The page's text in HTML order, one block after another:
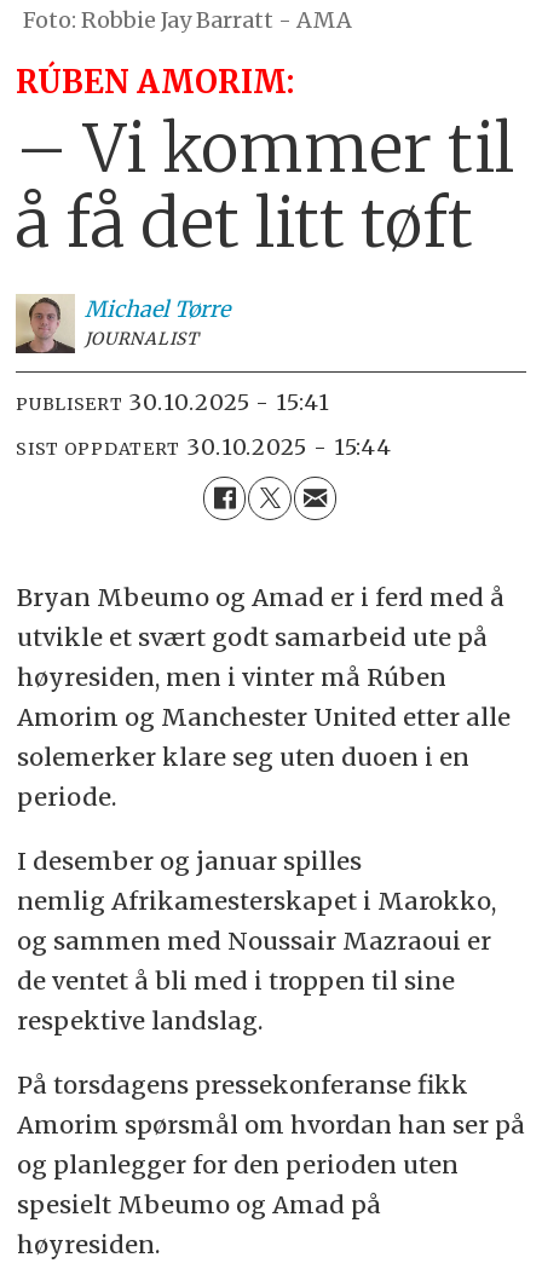
Robbie Jay Barratt - AMA
RÚBEN AMORIM:
– Vi kommer til
å få det litt tøft
Michael Tørre
JOURNALIST
PUBLISERT 30.10.2025 - 15:41
SIST OPPDATERT 30.10.2025 - 15:44
Bryan Mbeumo og Amad er i ferd med å
utvikle et svært godt samarbeid ute på
høyresiden, men i vinter må Rúben
Amorim og Manchester United etter alle
solemerker klare seg uten duoen i en
periode.
I desember og januar spilles
nemlig Afrikamesterskapet i Marokko,
og sammen med Noussair Mazraoui er
de ventet å bli med i troppen til sine
respektive landslag.
På torsdagens pressekonferanse fikk
Amorim spørsmål om hvordan han ser på
og planlegger for den perioden uten
spesielt Mbeumo og Amad på
høyresiden.